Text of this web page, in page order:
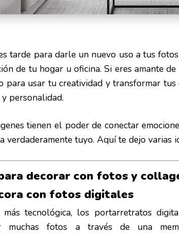
tarde para darle un nuevo uso a tus
de tu hogar u oficina. Si eres amante
para usar tu creatividad y transformar
personalidad.
tienen el poder de conectar
verdaderamente tuyo. Aquí te dejo varias
decorar con fotos y
con fotos digitales
tecnológica, los portarretratos
muchas fotos a través de una